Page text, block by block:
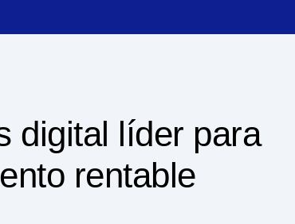
digital líder para
rentable